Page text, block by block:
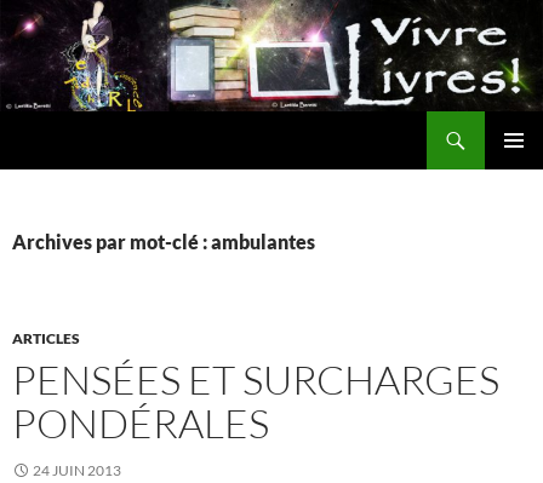
Aller
au
contenu
Archives par mot-clé : ambulantes
ARTICLES
PENSÉES ET SURCHARGES
PONDÉRALES
24 JUIN 2013